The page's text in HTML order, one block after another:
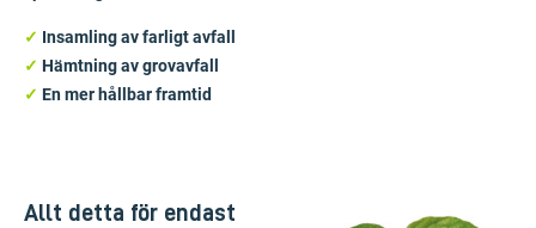
✓ Insamling av farligt avfall
✓ Hämtning av grovavfall
✓ En mer hållbar framtid
Allt detta för endast